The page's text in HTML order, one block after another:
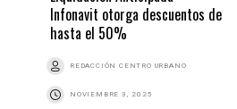
Infonavit otorga descuentos de
hasta el 50%
REDACCIÓN CENTRO URBANO
NOVIEMBRE 3, 2025